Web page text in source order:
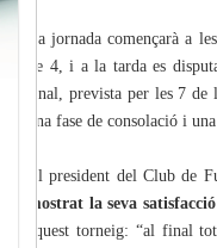
La jornada començarà a
de 4, i a la tarda es
final, prevista per les 7
una fase de consolació i
El president del Club de
mostrat la seva satisfacció
aquest torneig: “al final